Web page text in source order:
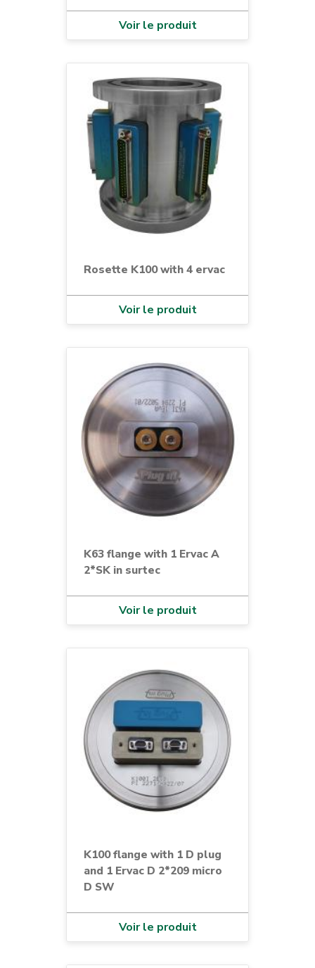
Voir le produit
Rosette K100 with 4 ervac
Voir le produit
K63 flange with 1 Ervac A
2*SK in surtec
Voir le produit
K100 flange with 1 D plug
and 1 Ervac D 2*209 micro
D SW
Voir le produit